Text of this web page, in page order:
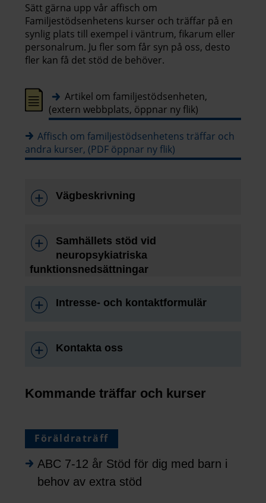
Sätt gärna upp vår affisch om
Familjestödsenhetens kurser och träffar på en
synlig plats till exempel i väntrum, fikarum eller
personalrum. Ju fler som får syn på oss, desto
fler kan få det stöd de behöver.
Artikel om familjestödsenheten,
(extern webbplats, öppnar ny flik)
Affisch om familjestödsenhetens träffar och
andra kurser, (PDF öppnar ny flik)
Vägbeskrivning
Samhällets stöd vid
neuropsykiatriska
funktionsnedsättningar
Intresse- och kontaktformulär
Kontakta oss
Kommande träffar och kurser
Föräldraträff
ABC 7-12 år Stöd för dig med barn i
behov av extra stöd